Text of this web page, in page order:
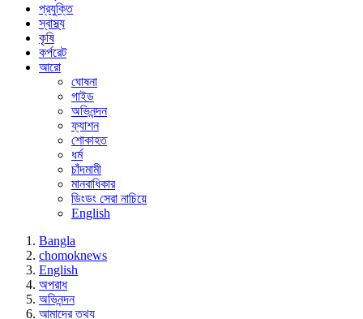
প্রযুক্তি
স্বাস্থ্য
কৃষি
কর্পরেট
আরো
ঘোষনা
গাইড
অভিনন্দন
ফ্যাশন
শোকাহত
ধর্ম
চাঁদমামী
মানবাধিকার
ডিংডং সেরা নাচিয়ে
English
Bangla
chomoknews
English
অপরাধ
অভিনন্দন
আমাদের তথ্য